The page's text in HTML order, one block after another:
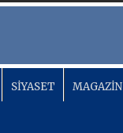
SİYASET MAGAZİN